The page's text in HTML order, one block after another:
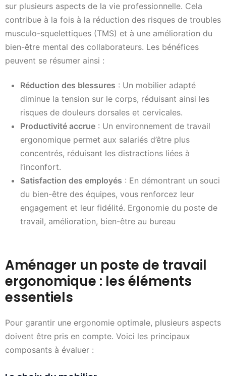
sur plusieurs aspects de la vie professionnelle. Cela
contribue à la fois à la réduction des risques de troubles
musculo-squelettiques (TMS) et à une amélioration du
bien-être mental des collaborateurs. Les bénéfices
peuvent se résumer ainsi :
Réduction des blessures : Un mobilier adapté
diminue la tension sur le corps, réduisant ainsi les
risques de douleurs dorsales et cervicales.
Productivité accrue : Un environnement de travail
ergonomique permet aux salariés d’être plus
concentrés, réduisant les distractions liées à
l’inconfort.
Satisfaction des employés : En démontrant un souci
du bien-être des équipes, vous renforcez leur
engagement et leur fidélité. Ergonomie du poste de
travail, amélioration, bien-être au bureau
Aménager un poste de travail
ergonomique : les éléments
essentiels
Pour garantir une ergonomie optimale, plusieurs aspects
doivent être pris en compte. Voici les principaux
composants à évaluer :